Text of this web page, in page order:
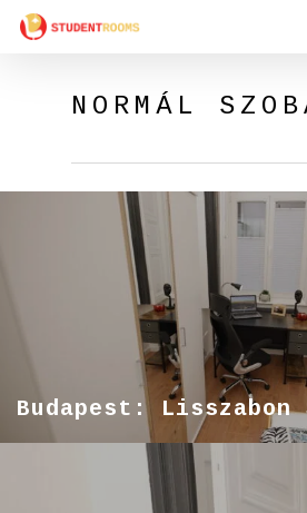
Skip
contentNORMÁL
Budapest: